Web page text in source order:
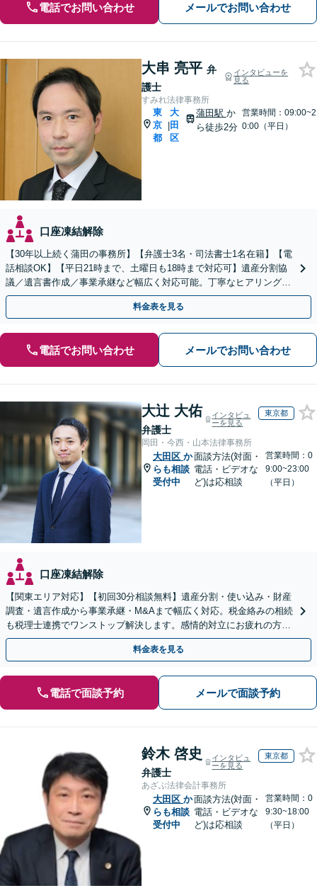
電話でお問い合わせ メールでお問い合わせ
大串 亮平 弁
護士
インタビューを
見る
すみれ法律事務所
東
京
都
|
大
田
区
蒲田駅 か
ら徒歩2分
営業時間：09:00~2
0:00（平日）
口座凍結解除
【30年以上続く蒲田の事務所】【弁護士3名・司法書士1名在籍】【電
話相談OK】【平日21時まで、土曜日も18時まで対応可】遺産分割協
議／遺言書作成／事業承継など幅広く対応可能。丁寧なヒアリングを
心がけております【蒲田駅2分】
料金表を見る
電話でお問い合わせ メールでお問い合わせ
大辻 大佑
弁護士
インタビュ
ーを見る
東京都
岡田・今西・山本法律事務所
大田区 か
らも相談
受付中
面談方法(対面・
電話・ビデオな
ど)は応相談
営業時間：0
9:00~23:00
（平日）
口座凍結解除
【関東エリア対応】【初回30分相談無料】遺産分割・使い込み・財産
調査・遺言作成から事業承継・M&Aまで幅広く対応。税金絡みの相続
も税理士連携でワンストップ解決します。感情的対立にお疲れの方や
紛争予防をご検討の方も、お気軽にご相談ください。
料金表を見る
電話で面談予約 メールで面談予約
鈴木 啓史
弁護士
インタビュ
ーを見る
東京都
あざぶ法律会計事務所
大田区 か
らも相談
受付中
面談方法(対面・
電話・ビデオな
ど)は応相談
営業時間：0
9:30~18:00
（平日）